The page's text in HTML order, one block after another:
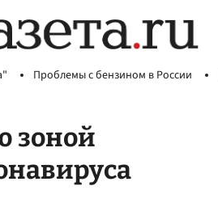
Проблемы с бензином в России
зоной